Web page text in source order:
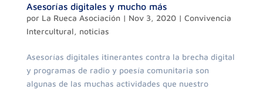
Asesorías digitales y mucho más
por La Rueca Asociación| Nov 3, 2020| Convivencia
Intercultural, noticias
Asesorías digitales itinerantes contra la brecha digital
y programas de radio y poesía comunitaria son
algunas de las muchas actividades que nuestro